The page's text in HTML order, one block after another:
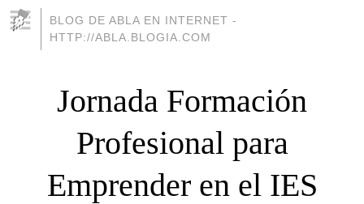
BLOG DE ABLA EN INTERNET -
HTTP://ABLA.BLOGIA.COM
Jornada Formación
Profesional para
Emprender en el IES